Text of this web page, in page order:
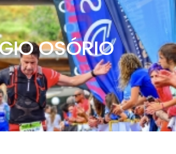
OSÓRIO